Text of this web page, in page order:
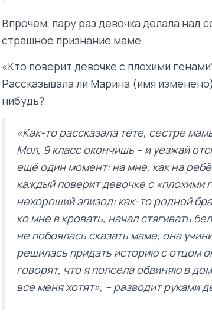
Впрочем, пару раз девочка делала над
страшное признание маме.
«Кто поверит девочке с плохими
Рассказывала ли Марина (имя
нибудь?
«Как-то рассказала тёте, сестре
Мол, 9 класс окончишь – и уезжай
ещё один момент: на мне, как на
каждый поверит девочке с
нехороший эпизод: как-то родной
ко мне в кровать, начал стягивать
не побоялась сказать маме, она
решилась придать историю с отцом
говорят, что я полсела обвиняю в
все меня хотят», – разводит руками